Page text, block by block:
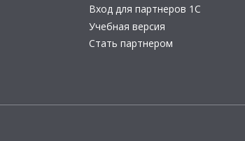
Вход для партнеров 1С
Учебная версия
Стать партнером